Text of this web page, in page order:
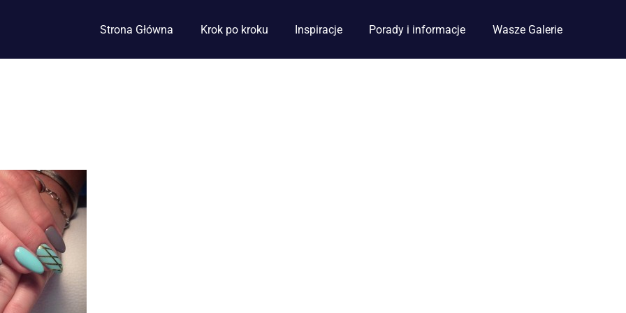
Strona Główna Krok po kroku Inspiracje Porady i informacje Wasze Galerie